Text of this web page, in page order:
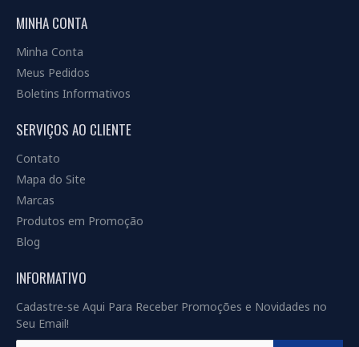
MINHA CONTA
Minha Conta
Meus Pedidos
Boletins Informativos
SERVIÇOS AO CLIENTE
Contato
Mapa do Site
Marcas
Produtos em Promoção
Blog
INFORMATIVO
Cadastre-se Aqui Para Receber Promoções e Novidades no
Seu Email!